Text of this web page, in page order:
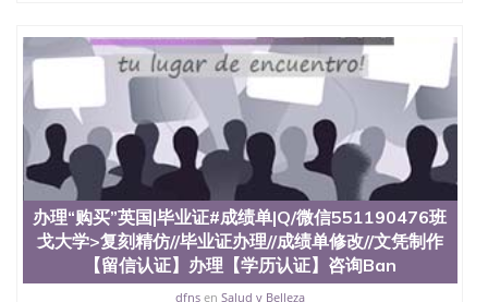
University）圣何塞州立大学结业证（San Jose State
University）圣何塞州立大学结业证（San Jose State
University）圣何塞州立大学学位证（San Jose State
University）圣何塞州立大学学位证（San Jose State
University）圣何塞州立大学学历证书（San Jose
State University）圣何塞州立大学学历证书（San
Jose State University）圣何塞州立大学学历证书
（San Jose State University）澳洲读书未毕业找人做
文凭学位qq微信551190476澳洲读CQU中央昆士兰大
学学历 绩单购买学位证书/澳洲读本科硕士做文凭/购
买澳洲大学毕业证成绩单假文凭学历
offieUniversityofSouthernQueensland 澳洲读书未毕
办理“购买”英国|毕业证#成绩单|Q/微信551190476班
戈大学>复刻精仿//毕业证办理//成绩单修改//文凭制作
【留信认证】办理【学历认证】咨询Ban
dfnsen Salud y Belleza